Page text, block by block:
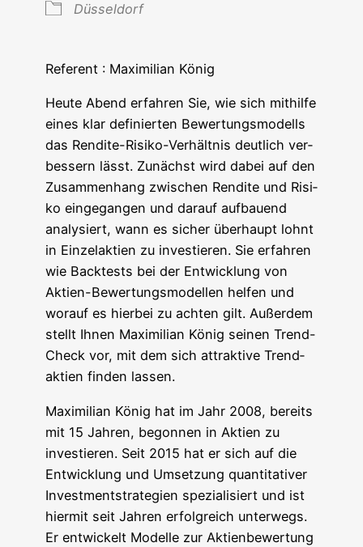
Düs­sel­dorf
Refe­rent : Maxi­mi­li­an König
Heu­te Abend erfah­ren Sie, wie sich mit­hil­fe
eines klar defi­nier­ten Bewer­tungs­mo­dells
das Ren­di­te-Risi­ko-Ver­hält­nis deut­lich ver­
bes­sern lässt. Zunächst wird dabei auf den
Zusam­men­hang zwi­schen Ren­di­te und Risi­
ko ein­ge­gan­gen und dar­auf auf­bau­end
ana­ly­siert, wann es sicher über­haupt lohnt
in Ein­zel­ak­ti­en zu inves­tie­ren. Sie erfah­ren
wie Back­tests bei der Ent­wick­lung von
Akti­en-Bewer­tungs­mo­del­len hel­fen und
wor­auf es hier­bei zu ach­ten gilt. Außer­dem
stellt Ihnen Maxi­mi­li­an König sei­nen Trend-
Check vor, mit dem sich attrak­ti­ve Trend­
ak­ti­en fin­den lassen.
Maxi­mi­li­an König hat im Jahr 2008, bereits
mit 15 Jah­ren, begon­nen in Akti­en zu
inves­tie­ren. Seit 2015 hat er sich auf die
Ent­wick­lung und Umset­zung quan­ti­ta­ti­ver
Invest­ment­stra­te­gien spe­zia­li­siert und ist
hier­mit seit Jah­ren erfolg­reich unter­wegs.
Er ent­wi­ckelt Model­le zur Akti­en­be­wer­tung